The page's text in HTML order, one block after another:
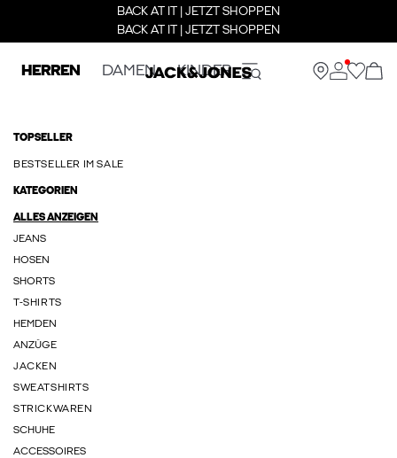
BACK AT IT | JETZT SHOPPEN
BACK AT IT | JETZT SHOPPEN
HERREN DAMEN KINDER
TOPSELLER
BESTSELLER IM SALE
KATEGORIEN
ALLES ANZEIGEN
JEANS
HOSEN
SHORTS
T-SHIRTS
HEMDEN
ANZÜGE
JACKEN
SWEATSHIRTS
STRICKWAREN
SCHUHE
ACCESSOIRES